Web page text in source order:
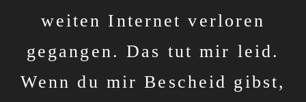
weiten Internet verloren
gegangen. Das tut mir leid.
Wenn du mir Bescheid gibst,